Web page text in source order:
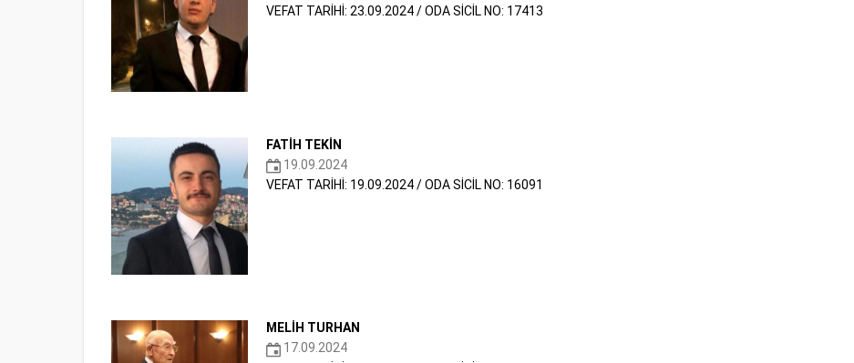
VEFAT TARİHİ: 23.09.2024 / ODA SİCİL NO: 17413
FATİH TEKİN
19.09.2024
VEFAT TARİHİ: 19.09.2024 / ODA SİCİL NO: 16091
MELİH TURHAN
17.09.2024